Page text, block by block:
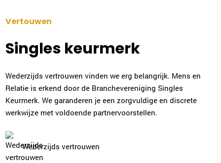
Vertouwen
Singles keurmerk
Wederzijds vertrouwen vinden we erg belangrijk. Mens en
Relatie is erkend door de Branchevereniging Singles
Keurmerk. We garanderen je een zorgvuldige en discrete
werkwijze met voldoende partnervoorstellen.
Wederzijds vertrouwen